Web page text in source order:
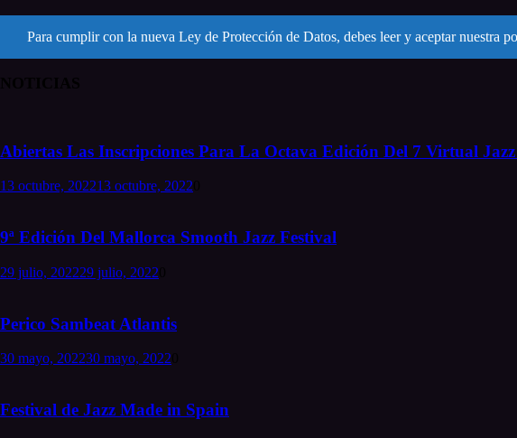
Para cumplir con la nueva Ley de Protección de Datos, debes leer y aceptar nuestra
Abiertas Las Inscripciones Para La Octava Edición Del 7 Virtual
13 octubre, 202213 octubre, 2022
9ª Edición Del Mallorca Smooth Jazz Festival
29 julio, 202229 julio, 2022
Perico Sambeat Atlantis
30 mayo, 202230 mayo, 2022
Festival de Jazz Made in Spain